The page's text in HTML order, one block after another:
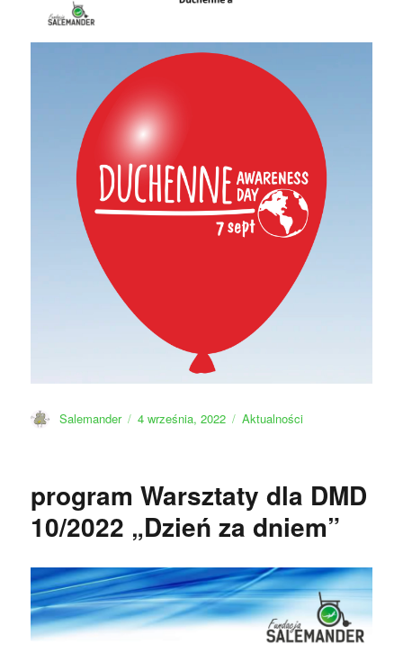
Autor
Salemander
Data
4 września, 2022 Kategorie
Aktualności
program Warsztaty dla DMD
10/2022 „Dzień za dniem”